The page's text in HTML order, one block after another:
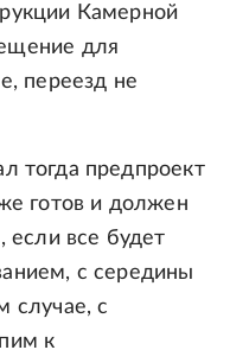
Камерной
для
переезд не
тогда предпроект
готов и должен
если все будет
с середины
случае, с
к